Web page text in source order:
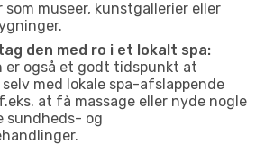
museer, kunstgallerier eller
den med ro i et lokalt spa:
er også et godt tidspunkt at
med lokale spa-afslappende
at få massage eller nyde nogle
sundheds- og